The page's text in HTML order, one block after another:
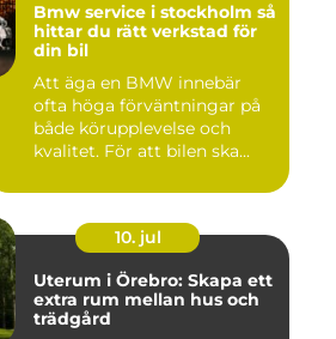
Bmw service i stockholm så
hittar du rätt verkstad för
din bil
Att äga en BMW innebär
ofta höga förväntningar på
både körupplevelse och
kvalitet. För att bilen ska...
10. jul
Uterum i Örebro: Skapa ett
extra rum mellan hus och
trädgård